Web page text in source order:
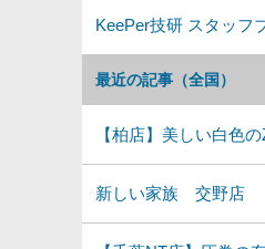
最近の記事（全国）
【柏店】美しい白色の
新しい家族 交野店
KeePer技研 スタッフ